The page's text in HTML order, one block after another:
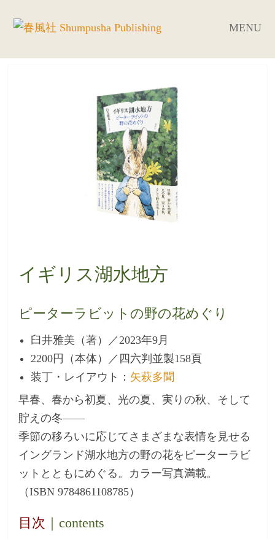
MENU
イギリス湖水地方
ピーターラビットの野の花めぐり
臼井雅美（著）／2023年9月
2200円（本体）／四六判並製158頁
装丁・レイアウト： 矢萩多聞
早春、春から初夏、光の夏、実りの秋、そして
貯えの冬――
季節の移ろいに応じてさまざまな表情を見せる
イングランド湖水地方の野の花をピーターラビ
ットとともにめぐる。カラー写真満載。
（ISBN 9784861108785）
目次 ｜contents